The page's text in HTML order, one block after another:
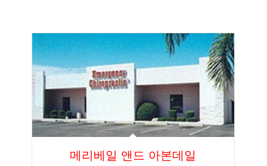
메리베일 앤드 아본데일